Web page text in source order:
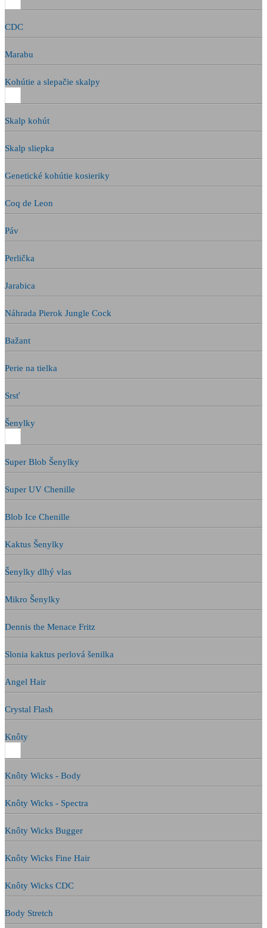
CDC
Marabu
Kohútie a slepačie skalpy
Skalp kohút
Skalp sliepka
Genetické kohútie kosieriky
Coq de Leon
Páv
Perlička
Jarabica
Náhrada Pierok Jungle Cock
Bažant
Perie na tielka
Srsť
Šenylky
Super Blob Šenylky
Super UV Chenille
Blob Ice Chenille
Kaktus Šenylky
Šenylky dlhý vlas
Mikro Šenylky
Dennis the Menace Fritz
Slonia kaktus perlová šenilka
Angel Hair
Crystal Flash
Knôty
Knôty Wicks - Body
Knôty Wicks - Spectra
Knôty Wicks Bugger
Knôty Wicks Fine Hair
Knôty Wicks CDC
Body Stretch